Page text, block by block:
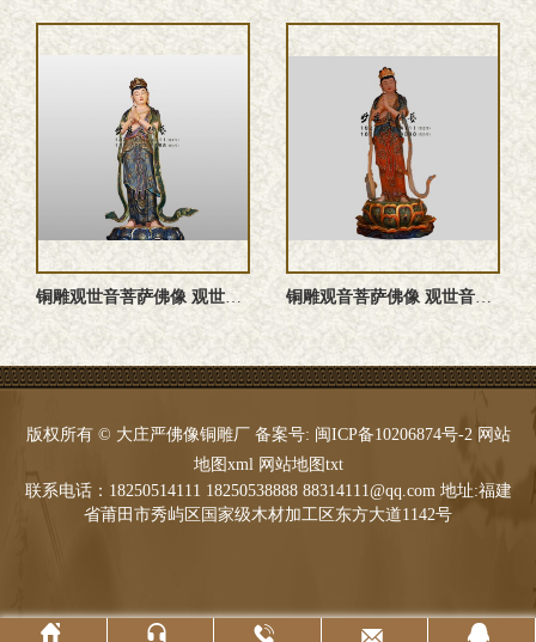
铜雕观世音菩萨佛像 观世音菩萨雕塑 观世音菩萨铜佛像 观世音 ... 铜雕观音菩萨佛像 观世音菩萨雕塑 观世音菩萨塑像 观音菩萨铜 ...
版权所有 © 大庄严佛像铜雕厂 备案号: 闽ICP备10206874号-2 网站
地图xml 网站地图txt
联系电话：18250514111 18250538888 88314111@qq.com 地址:福建
省莆田市秀屿区国家级木材加工区东方大道1142号
    